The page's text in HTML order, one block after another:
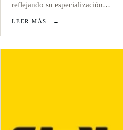
reflejando su especialización…
LEER MÁS →